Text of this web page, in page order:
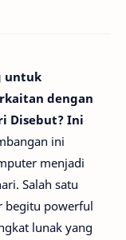
untuk
dengan
Disebut? Ini
ini
menjadi
Salah satu
begitu powerful
lunak yang